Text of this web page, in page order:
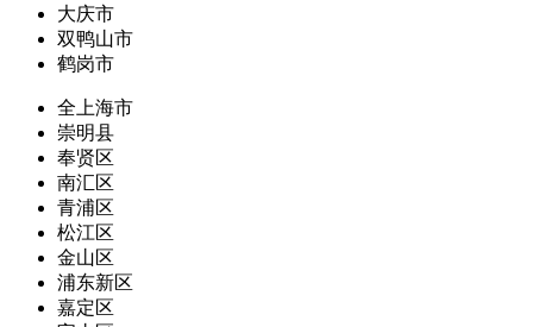
大庆市
双鸭山市
鹤岗市
全上海市
崇明县
奉贤区
南汇区
青浦区
松江区
金山区
浦东新区
嘉定区